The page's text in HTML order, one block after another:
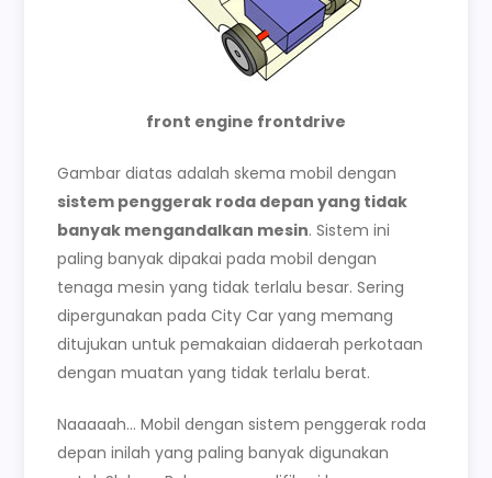
front engine frontdrive
Gambar diatas adalah skema mobil dengan
sistem penggerak roda depan yang tidak
banyak mengandalkan mesin. Sistem ini
paling banyak dipakai pada mobil dengan
tenaga mesin yang tidak terlalu besar. Sering
dipergunakan pada City Car yang memang
ditujukan untuk pemakaian didaerah perkotaan
dengan muatan yang tidak terlalu berat.
Naaaaah… Mobil dengan sistem penggerak roda
depan inilah yang paling banyak digunakan